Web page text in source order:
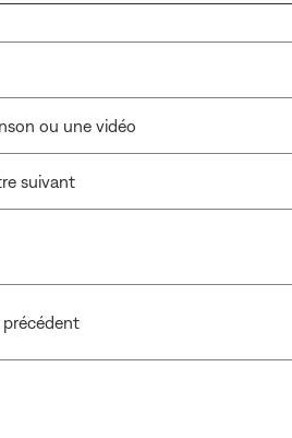
ou une vidéo
suivant
précédent